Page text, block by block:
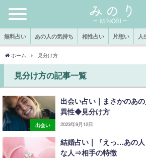
無料占い あの人の気持ち 相性占い 片想い 人
ホーム 見分け方
見分け方の記事一覧
出会い
出会い占い｜まさかのあ
異性◆見分け方
2023年9月12日
結婚占い｜『えっ…あの
な人⇒相手の特徴